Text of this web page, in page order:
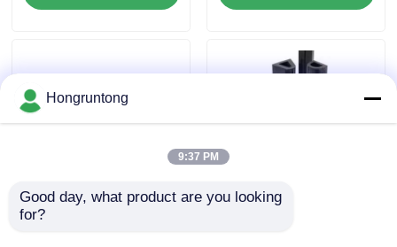
गुणवत्ता नियंत्रण
एक उद्धरण का अनुरोध करें
डॉक रबर फेंडर
समुद्री रबर फेंडर उच्च प्रभाव
Hongruntong
9:37 PM
Good day, what product are you looking
for?